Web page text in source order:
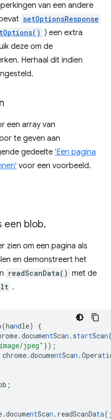
van een andere
setOptionsResponse
) een extra
deze om de
Herhaal dit indien
een array van
te geven aan
gedeelte'Een pagina
voor een voorbeeld.
een blob.
zien om een ​​pagina als
en demonstreert het
readScanData() met de
.
ndle)
{
ntScan .startScan
jpeg" });
chrome.documentScan .Operat
ntScan .readScanData